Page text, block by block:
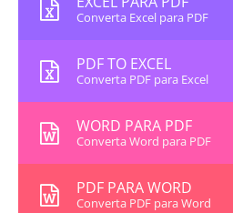
Converta Excel para PDF
PDF TO EXCEL
Converta PDF para Excel
WORD PARA PDF
Converta Word para PDF
PDF PARA WORD
Converta PDF para Word